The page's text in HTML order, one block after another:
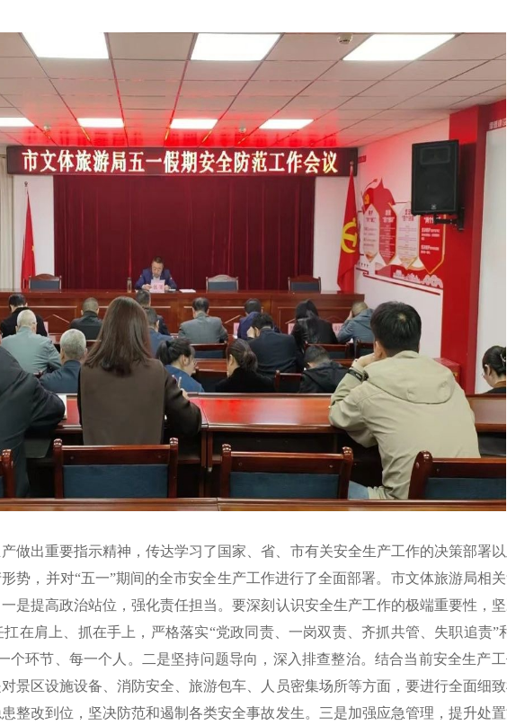
做出重要指示精神，传达学习了国家、省、市有关安全生产工作的决策部署
势，并对“五一”期间的全市安全生产工作进行了全面部署。市文体旅游局相
是提高政治站位，强化责任担当。要深刻认识安全生产工作的极端重要性，
在肩上、抓在手上，严格落实“党政同责、一岗双责、齐抓共管、失职追责”
个环节、每一个人。二是坚持问题导向，深入排查整治。结合当前安全生产
景区设施设备、消防安全、旅游包车、人员密集场所等方面，要进行全面细
整改到位，坚决防范和遏制各类安全事故发生。三是加强应急管理，提升处